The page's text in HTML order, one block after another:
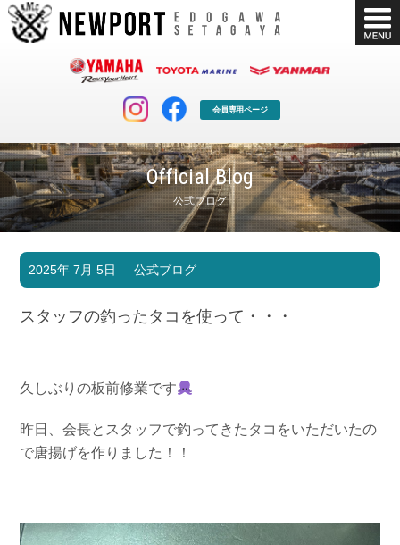
会員専用ページ
Official Blog
公式ブログ
マリンクラブ
マリンライフを堪能したい！
ボート販売
ボート免許
長年の実績と信頼！
Shop Info.
お問い合わせ
Contact us Company
2025年 7月 5日 公式ブログ
スタッフの釣ったタコを使って・・・
久しぶりの板前修業です
昨日、会長とスタッフで釣ってきたタコをいただいたの
で唐揚げを作りました！！